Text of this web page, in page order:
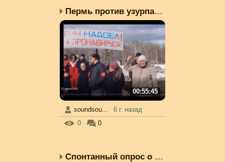
Пермь против узурпации ...
00:55:45
soundsou...
6 г. назад
0
0
Спонтанный опрос о попр...